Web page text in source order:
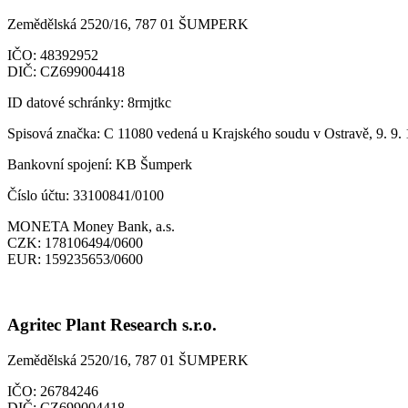
Zemědělská 2520/16, 787 01 ŠUMPERK
IČO: 48392952
DIČ: CZ699004418
ID datové schránky: 8rmjtkc
Spisová značka: C 11080 vedená u Krajského soudu v Ostravě, 9. 9.
Bankovní spojení: KB Šumperk
Číslo účtu: 33100841/0100
MONETA Money Bank, a.s.
CZK: 178106494/0600
EUR: 159235653/0600
Agritec Plant Research s.r.o.
Zemědělská 2520/16, 787 01 ŠUMPERK
IČO: 26784246